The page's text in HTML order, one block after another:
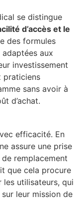
se distingue
d’accès et le
des formules
aux
investissement
praticiens
sans avoir à
d’achat.
efficacité. En
assure une prise
remplacement
que cela procure
utilisateurs, qui
leur mission de